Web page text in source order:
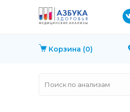
Корзина (0)